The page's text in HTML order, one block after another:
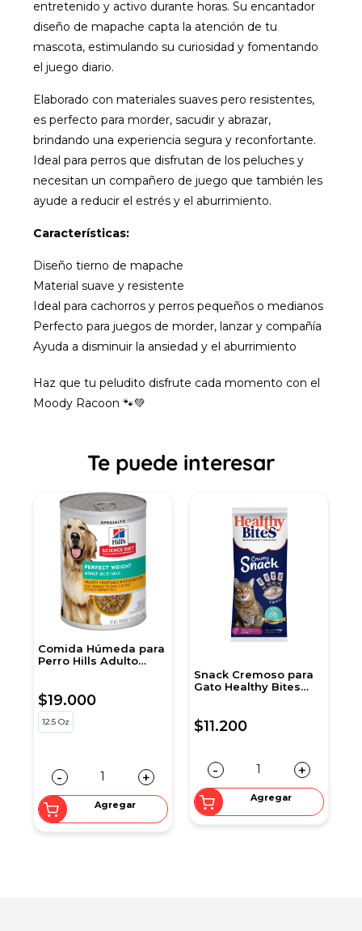
entretenido y activo durante horas. Su encantador
diseño de mapache capta la atención de tu
mascota, estimulando su curiosidad y fomentando
el juego diario.
Elaborado con materiales suaves pero resistentes,
es perfecto para morder, sacudir y abrazar,
brindando una experiencia segura y reconfortante.
Ideal para perros que disfrutan de los peluches y
necesitan un compañero de juego que también les
ayude a reducir el estrés y el aburrimiento.
Características:
Diseño tierno de mapache
Material suave y resistente
Ideal para cachorros y perros pequeños o medianos
Perfecto para juegos de morder, lanzar y compañía
Ayuda a disminuir la ansiedad y el aburrimiento
Haz que tu peludito disfrute cada momento con el
Moody Racoon 🐾💚
Te puede interesar
Comida Húmeda para
Perro Hills Adulto
$19.000
12.5 Oz
- +
Agregar
Snack Cremoso para
Gato Healthy Bites
$11.200
- +
Agregar